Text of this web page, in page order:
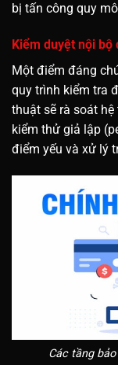
bị tấn công quy
Kiểm duyệt nội bộ
Một điểm đáng
quy trình kiểm tra
thuật sẽ rà soát
kiểm thử giả lập
điểm yếu và xử lý
Các tầng